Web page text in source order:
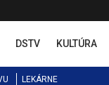
DSTV KULTÚRA
LEKÁRNE